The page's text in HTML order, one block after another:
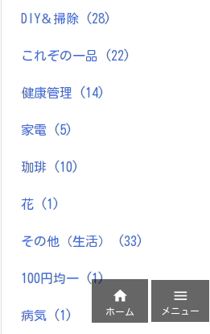
DIY＆掃除 (28)
これぞの一品 (22)
健康管理 (14)
家電 (5)
珈琲 (10)
花 (1)
その他（生活） (33)
100円均一 (1)
病気 (1)

ホーム

メニュー